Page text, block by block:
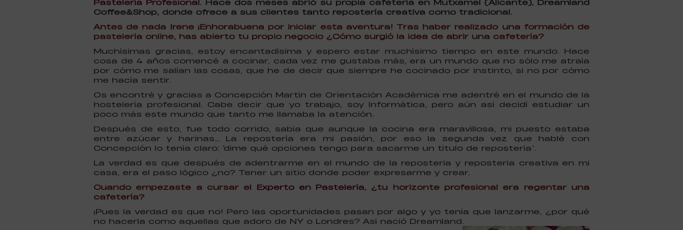
Pastelería Profesional. Hace dos meses abrió su propia cafetería en Mutxamel (Alicante), Dreamland
Coffee&Shop, donde ofrece a sus clientes tanto repostería creativa como tradicional.
Antes de nada Irene ¡Enhorabuena por iniciar esta aventura! Tras haber realizado una formación de
pastelería online, has abierto tu propio negocio ¿Cómo surgió la idea de abrir una cafetería?
Muchísimas gracias, estoy encantadísima y espero estar muchísimo tiempo en este mundo. Hace
cosa de 4 años comencé a cocinar, cada vez me gustaba más, era un mundo que no sólo me atraía
por cómo me salían las cosas, que he de decir que siempre he cocinado por instinto, si no por cómo
me hacía sentir.
Os encontré y gracias a Concepción Martín de Orientación Académica me adentré en el mundo de la
hostelería profesional. Cabe decir que yo trabajo, soy Informática, pero aún así decidí estudiar un
poco más este mundo que tanto me llamaba la atención.
Después de esto, fue todo corrido, sabía que aunque la cocina era maravillosa, mi puesto estaba
entre azúcar y harinas… La repostería era mi pasión, por eso la segunda vez que hablé con
Concepción lo tenía claro: ‘dime qué opciones tengo para sacarme un título de repostería’.
La verdad es que después de adentrarme en el mundo de la repostería y repostería creativa en mi
casa, era el paso lógico ¿no? Tener un sitio donde poder expresarme y crear.
Cuando empezaste a cursar el Experto en Pastelería, ¿tu horizonte profesional era regentar una
cafetería?
¡Pues la verdad es que no! Pero las oportunidades pasan por algo y yo tenía que lanzarme, ¿por qué
no hacerla como aquellas que adoro de NY o Londres? Así nació Dreamland.